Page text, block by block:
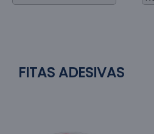
FITAS ADESIVAS